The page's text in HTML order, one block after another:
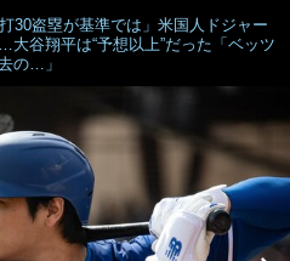
30盗塁が基準では」米国人ドジャー
大谷翔平は“予想以上”だった「ベッツ
の…」